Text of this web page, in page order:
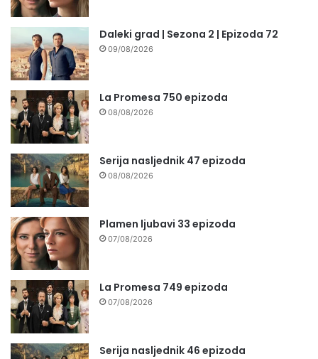
Daleki grad | Sezona 2 | Epizoda 72
09/08/2026
La Promesa 750 epizoda
08/08/2026
Serija nasljednik 47 epizoda
08/08/2026
Plamen ljubavi 33 epizoda
07/08/2026
La Promesa 749 epizoda
07/08/2026
Serija nasljednik 46 epizoda